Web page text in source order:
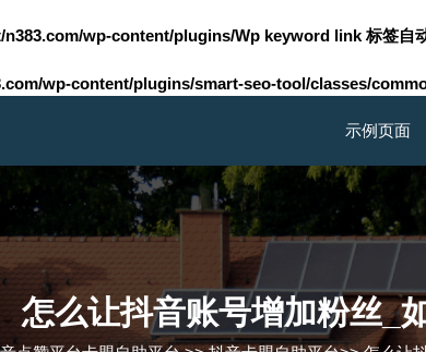
wp-content/plugins/Wp keyword link 标签自
wp-content/plugins/smart-seo-tool/classes/
示例页面
怎么让抖音账号增加粉丝_